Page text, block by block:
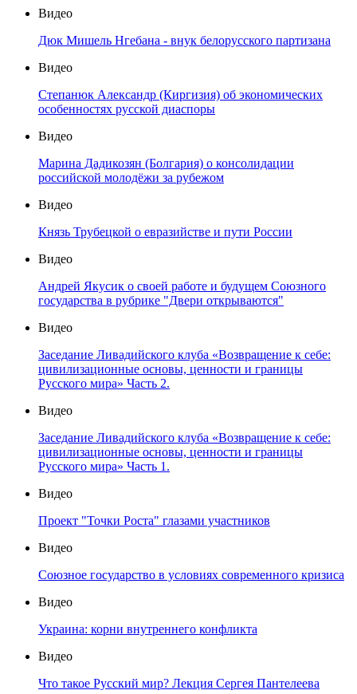
Видео
Дюк Мишель Нгебана - внук белорусского партизана
Видео
Степанюк Александр (Киргизия) об экономических
особенностях русской диаспоры
Видео
Марина Дадикозян (Болгария) о консолидации
российской молодёжи за рубежом
Видео
Князь Трубецкой о евразийстве и пути России
Видео
Андрей Якусик о своей работе и будущем Союзного
государства в рубрике "Двери открываются"
Видео
Заседание Ливадийского клуба «Возвращение к себе:
цивилизационные основы, ценности и границы
Русского мира» Часть 2.
Видео
Заседание Ливадийского клуба «Возвращение к себе:
цивилизационные основы, ценности и границы
Русского мира» Часть 1.
Видео
Проект "Точки Роста" глазами участников
Видео
Союзное государство в условиях современного кризиса
Видео
Украина: корни внутреннего конфликта
Видео
Что такое Русский мир? Лекция Сергея Пантелеева